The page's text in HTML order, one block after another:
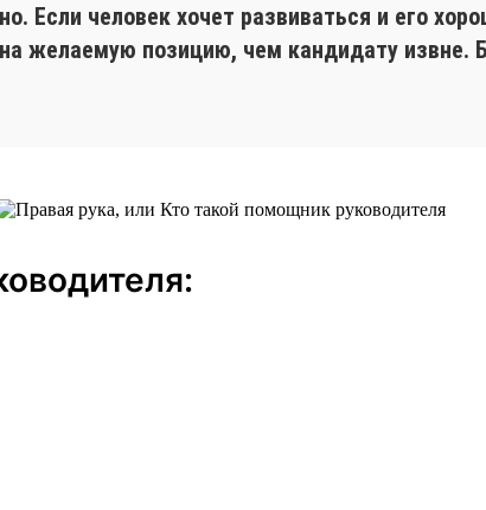
Если человек хочет развиваться и его
желаемую позицию, чем кандидату